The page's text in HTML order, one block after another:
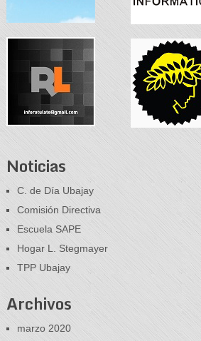
Noticias
C. de Día Ubajay
Comisión Directiva
Escuela SAPE
Hogar L. Stegmayer
TPP Ubajay
Archivos
marzo 2020